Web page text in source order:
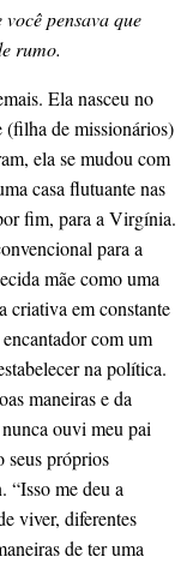
pensava que
rumo.
Ela nasceu no
(filha de missionários)
ela se mudou com
casa flutuante nas
fim, para a Virgínia.
para a
mãe como uma
criativa em constante
com um
na política.
maneiras e da
ouvi meu pai
seus próprios
“Isso me deu a
viver, diferentes
de ter uma